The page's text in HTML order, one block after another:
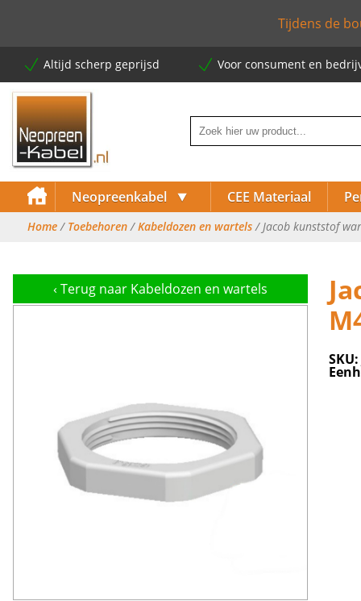
Tijdens de
Altijd scherp geprijsd Voor consument en
Neopreenkabel ⯆
⯈
⯈
CEE Materiaal
Home/ Toebehoren/Kabeldozen en wartels/ Jacob kunststof
‹ Terug naar Kabeldozen en wartels
SKU: